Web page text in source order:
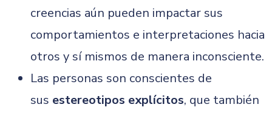
creencias aún pueden impactar sus
comportamientos e interpretaciones hacia
otros y sí mismos de manera inconsciente.
Las personas son conscientes de
sus estereotipos explícitos, que también